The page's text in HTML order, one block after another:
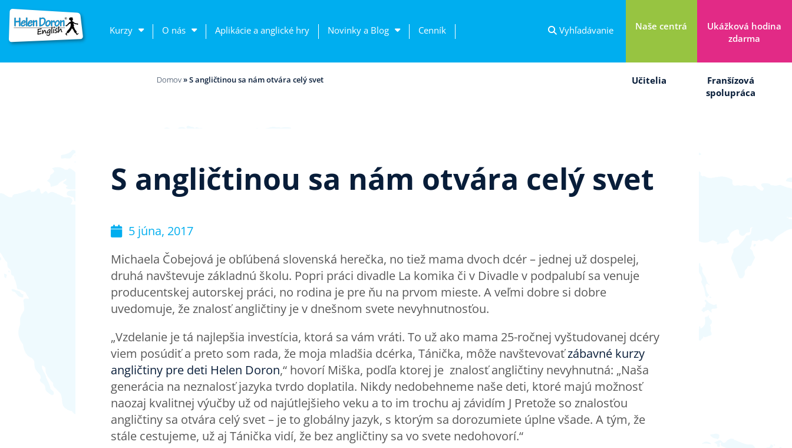
Kurzy O nás Aplikácie a anglické hry Novinky a Blog Cenník Vyhľadávanie Naše centrá
Ukážková hodina
zdarma
Domov»S angličtinou sa nám otvára celý svet Učitelia
Franšízová
spolupráca
S angličtinou sa nám otvára celý svet
5 júna, 2017
Michaela Čobejová je obľúbená slovenská herečka, no tiež mama dvoch dcér – jednej už dospelej,
druhá navštevuje základnú školu. Popri práci divadle La komika či v Divadle v podpalubí sa venuje
producentskej autorskej práci, no rodina je pre ňu na prvom mieste. A veľmi dobre si dobre
uvedomuje, že znalosť angličtiny je v dnešnom svete nevyhnutnosťou.
„Vzdelanie je tá najlepšia investícia, ktorá sa vám vráti. To už ako mama 25-ročnej vyštudovanej dcéry
viem posúdiť a preto som rada, že moja mladšia dcérka, Tánička, môže navštevovaťzábavné kurzy
angličtiny pre deti Helen Doron,“ hovorí Miška, podľa ktorej je znalosť angličtiny nevyhnutná: „Naša
generácia na neznalosť jazyka tvrdo doplatila. Nikdy nedobehneme naše deti, ktoré majú možnosť
naozaj kvalitnej výučby už od najútlejšieho veku a to im trochu aj závidím J Pretože so znalosťou
angličtiny sa otvára celý svet – je to globálny jazyk, s ktorým sa dorozumiete úplne všade. A tým, že
stále cestujeme, už aj Tánička vidí, že bez angličtiny sa vo svete nedohovorí.“